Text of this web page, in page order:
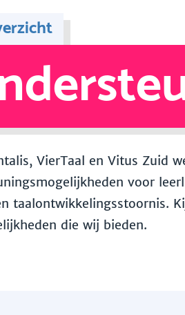
VierTaal en Vitus Zuid
voor
taalontwikkelingsstoornis.
die wij bieden.